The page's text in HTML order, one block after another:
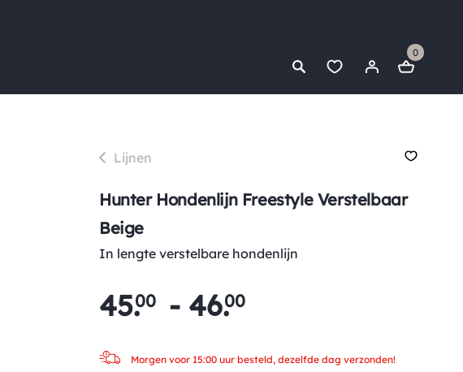
0
Lijnen
Hunter Hondenlijn Freestyle Verstelbaar
Beige
In lengte verstelbare hondenlijn
45.00 - 46.00
Morgen voor 15:00 uur besteld, dezelfde dag verzonden!